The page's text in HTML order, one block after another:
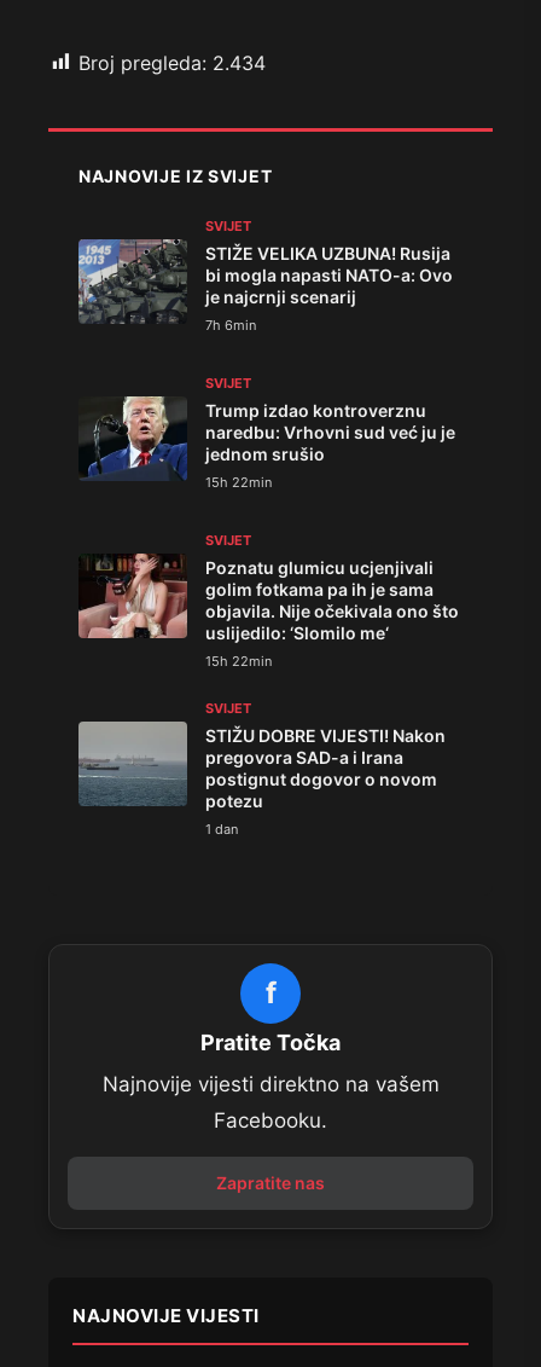
Broj pregleda: 2.434
NAJNOVIJE IZ SVIJET
SVIJET
STIŽE VELIKA UZBUNA! Rusija
bi mogla napasti NATO-a: Ovo
je najcrnji scenarij
7h 6min
SVIJET
Trump izdao kontroverznu
naredbu: Vrhovni sud već ju je
jednom srušio
15h 22min
SVIJET
Poznatu glumicu ucjenjivali
golim fotkama pa ih je sama
objavila. Nije očekivala ono što
uslijedilo: ‘Slomilo me‘
15h 22min
SVIJET
STIŽU DOBRE VIJESTI! Nakon
pregovora SAD-a i Irana
postignut dogovor o novom
potezu
1 dan
f
Pratite Točka
Najnovije vijesti direktno na vašem
Facebooku.
Zapratite nas
NAJNOVIJE VIJESTI